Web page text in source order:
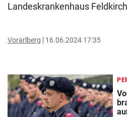
Landeskrankenhaus
Vorarlberg 16.06.2024 17:35